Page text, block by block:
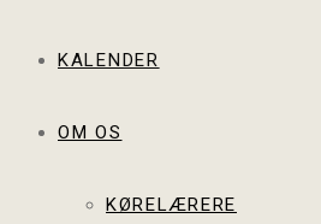
KALENDER
OM OS
KØRELÆRERE